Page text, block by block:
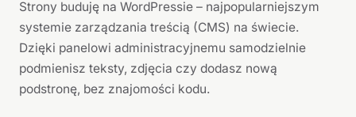
Strony buduję na WordPressie – najpopularniejszym
systemie zarządzania treścią (CMS) na świecie.
Dzięki panelowi administracyjnemu samodzielnie
podmienisz teksty, zdjęcia czy dodasz nową
podstronę, bez znajomości kodu.